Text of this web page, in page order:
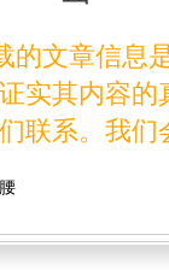
文章信息
实其内容
联系。我